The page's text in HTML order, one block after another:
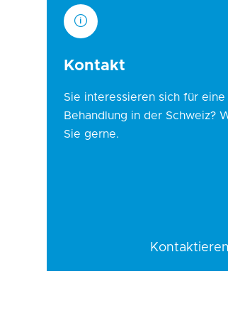
Kontakt
Sie interessieren sich für eine
Behandlung in der Schweiz?
Sie gerne.